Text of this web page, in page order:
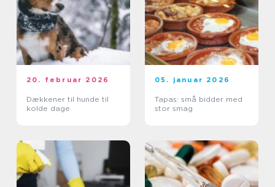
20. februar 2026
Dækkener til hunde til
kolde dage
05. januar 2026
Tapas: små bidder med
stor smag